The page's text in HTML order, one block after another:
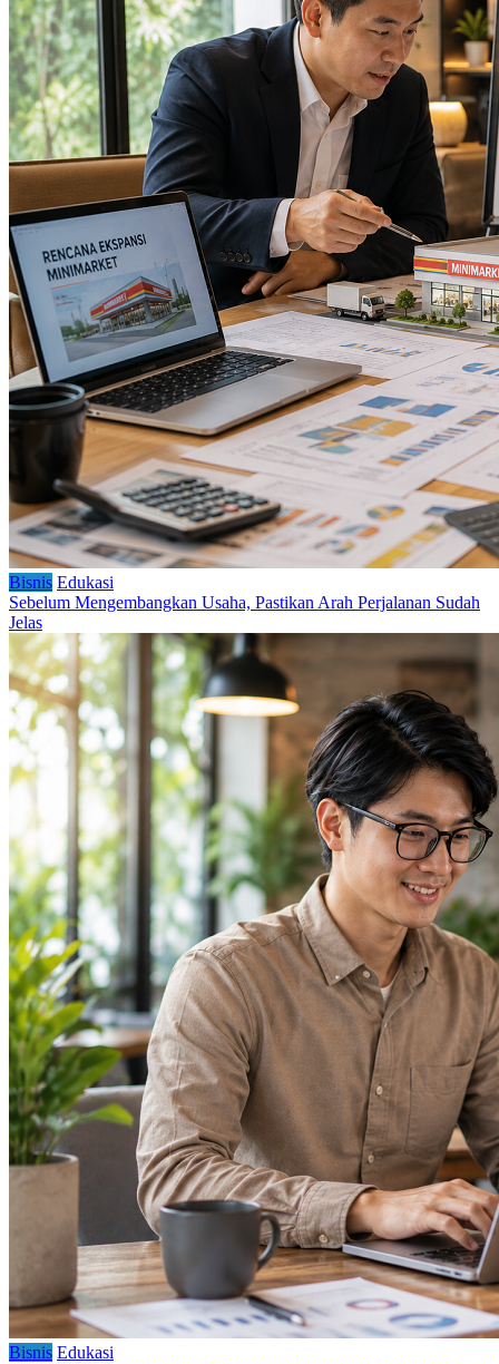
Bisnis Edukasi
Sebelum Mengembangkan Usaha, Pastikan Arah Perjalanan Sudah
Jelas
Bisnis Edukasi